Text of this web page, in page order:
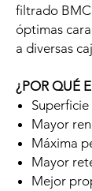
filtrado
óptimas
a diversas
¿POR QUÉ
Mayor
Máxima
Mayor
Mejor